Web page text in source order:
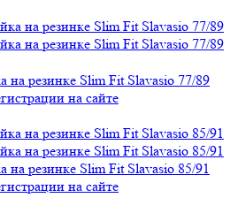
резинке Slim Fit Slavasio 77/89
на сайте
резинке Slim Fit Slavasio 85/91
на сайте